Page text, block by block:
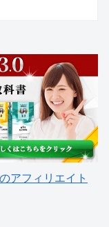
アフィリエイト